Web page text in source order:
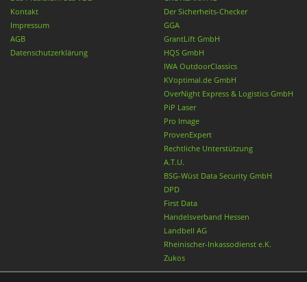
Kontakt
Impressum
AGB
Datenschutzerklärung
Der Sicherheits-Checker
GGA
GrantLift GmbH
HQS GmbH
IWA OutdoorClassics
KVoptimal.de GmbH
OverNight Express & Logistics GmbH
PiP Laser
Pro Image
ProvenExpert
Rechtliche Unterstützung
A.T.U.
BSG-Wüst Data Security GmbH
DPD
First Data
Handelsverband Hessen
Landbell AG
Rheinischer-Inkassodienst e.K.
Zukos